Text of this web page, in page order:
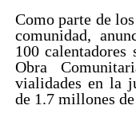
Como parte de
comunidad,
100
Obra
vialidades en la
de 1.7 millones de